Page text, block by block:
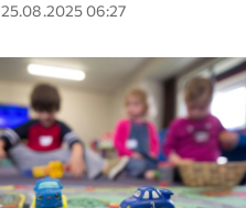
25.08.2025 06:27